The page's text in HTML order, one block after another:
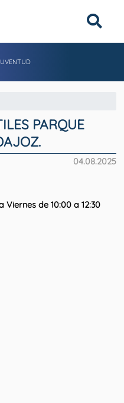
PARQUE
04.08.2025
Viernes de 10:00 a 12:30